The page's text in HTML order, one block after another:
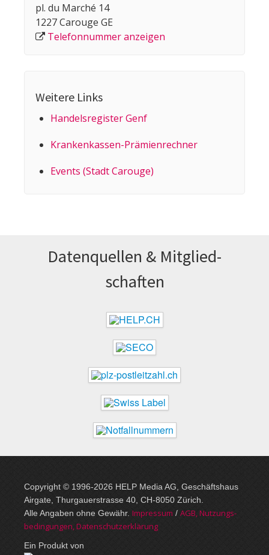
pl. du Marché 14
1227 Carouge GE
Telefonnummer anzeigen
Weitere Links
Handelsregister Genf
Kranken­kassen-Prämien­rechner
Events (Stadt Carouge)
Datenquellen & Mitglied­
schaften
Copyright © 1996-2026 HELP Media AG, Geschäftshaus
Airgate, Thurgauer­strasse 40, CH-8050 Zürich.
Alle Angaben ohne Gewähr. Im­pres­sum / AGB, Nut­zungs­
bedin­gungen, Daten­schutz­er­klärung
Ein Produkt von